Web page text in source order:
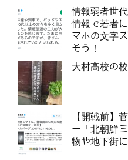
情報弱者世
情報で若者
マホの文字
そう！
大村高校の
【開戦前】
ー「北朝鮮
物や地下街